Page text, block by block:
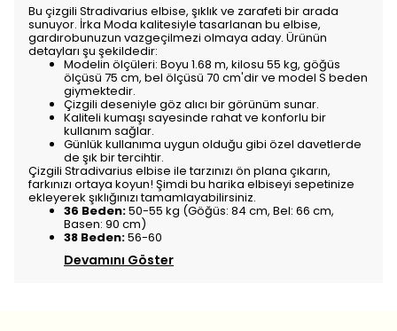
Bu çizgili Stradivarius elbise, şıklık ve zarafeti bir arada
sunuyor. İrka Moda kalitesiyle tasarlanan bu elbise,
gardırobunuzun vazgeçilmezi olmaya aday. Ürünün
detayları şu şekildedir:
Modelin ölçüleri: Boyu 1.68 m, kilosu 55 kg, göğüs
ölçüsü 75 cm, bel ölçüsü 70 cm'dir ve model S beden
giymektedir.
Çizgili deseniyle göz alıcı bir görünüm sunar.
Kaliteli kumaşı sayesinde rahat ve konforlu bir
kullanım sağlar.
Günlük kullanıma uygun olduğu gibi özel davetlerde
de şık bir tercihtir.
Çizgili Stradivarius elbise ile tarzınızı ön plana çıkarın,
farkınızı ortaya koyun! Şimdi bu harika elbiseyi sepetinize
ekleyerek şıklığınızı tamamlayabilirsiniz.
36 Beden:50-55 kg (Göğüs: 84 cm, Bel: 66 cm,
Basen: 90 cm)
38 Beden:56-60
Devamını Göster